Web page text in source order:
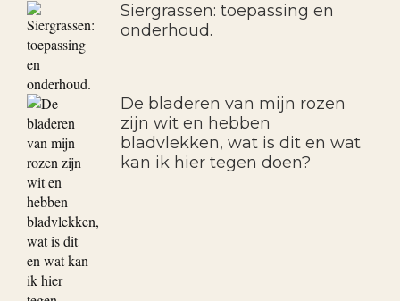
Siergrassen: toepassing en
onderhoud.
De bladeren van mijn rozen
zijn wit en hebben
bladvlekken, wat is dit en wat
kan ik hier tegen doen?